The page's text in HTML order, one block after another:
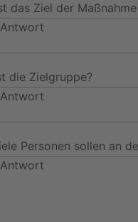
das Ziel der
die Zielgruppe?
Personen sollen an